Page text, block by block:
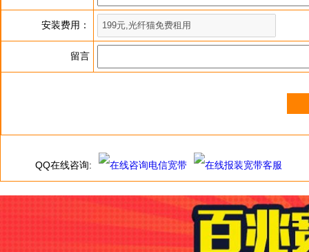
安装费用：
留言
QQ在线咨询: